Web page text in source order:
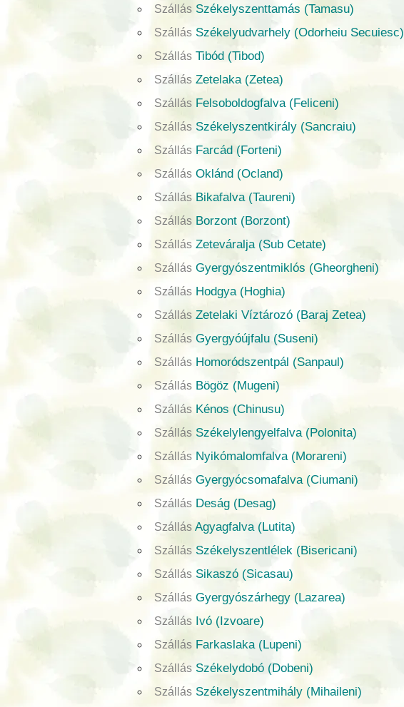
Szállás Székelyszenttamás (Tamasu)
Szállás Székelyudvarhely (Odorheiu Secuiesc)
Szállás Tibód (Tibod)
Szállás Zetelaka (Zetea)
Szállás Felsoboldogfalva (Feliceni)
Szállás Székelyszentkirály (Sancraiu)
Szállás Farcád (Forteni)
Szállás Oklánd (Ocland)
Szállás Bikafalva (Taureni)
Szállás Borzont (Borzont)
Szállás Zeteváralja (Sub Cetate)
Szállás Gyergyószentmiklós (Gheorgheni)
Szállás Hodgya (Hoghia)
Szállás Zetelaki Víztározó (Baraj Zetea)
Szállás Gyergyóújfalu (Suseni)
Szállás Homoródszentpál (Sanpaul)
Szállás Bögöz (Mugeni)
Szállás Kénos (Chinusu)
Szállás Székelylengyelfalva (Polonita)
Szállás Nyikómalomfalva (Morareni)
Szállás Gyergyócsomafalva (Ciumani)
Szállás Deság (Desag)
Szállás Agyagfalva (Lutita)
Szállás Székelyszentlélek (Bisericani)
Szállás Sikaszó (Sicasau)
Szállás Gyergyószárhegy (Lazarea)
Szállás Ivó (Izvoare)
Szállás Farkaslaka (Lupeni)
Szállás Székelydobó (Dobeni)
Szállás Székelyszentmihály (Mihaileni)